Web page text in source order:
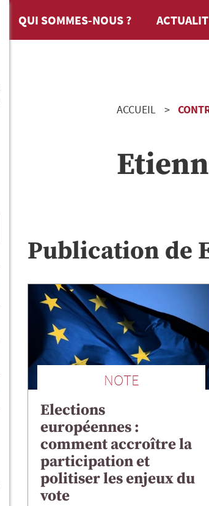
QUI SOMMES-NOUS ?
ACCUEIL
Publication de
NOTE
Elections
européennes :
comment accroître la
participation et
politiser les enjeux du
vote